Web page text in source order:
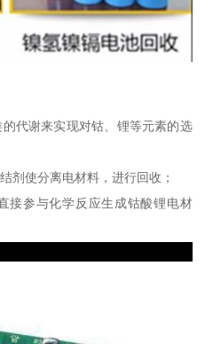
代谢来实现对钴、锂等元素的选
剂使分离电材料，进行回收；
接参与化学反应生成钴酸锂电材